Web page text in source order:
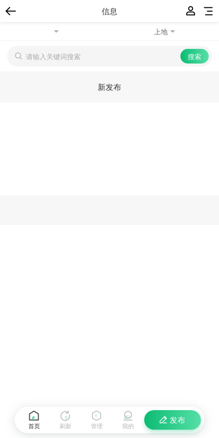
信息
上地
新发布
首页 刷新
发布
管理 我的